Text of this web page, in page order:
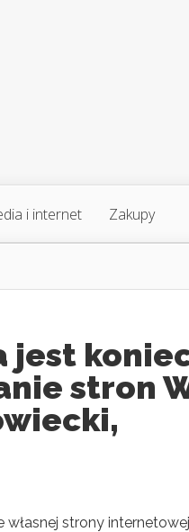
i internet Zakupy
jest
stron
strony